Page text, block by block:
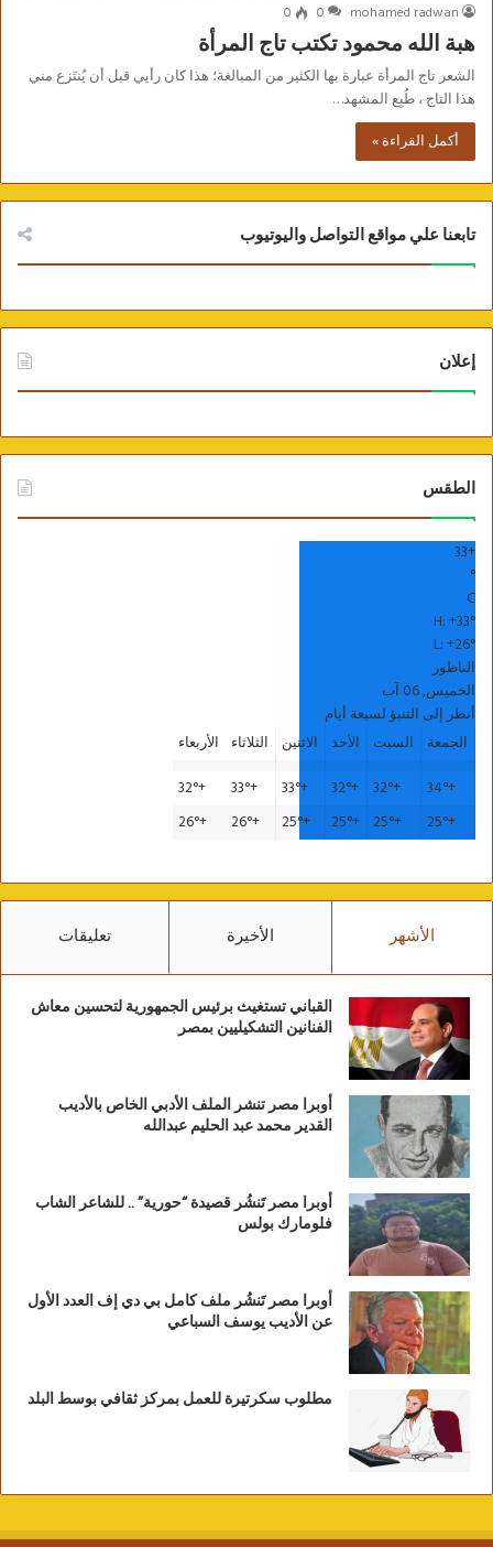
mohamed radwan
0
0
هبة الله محمود تكتب تاج المرأة
الشعر تاج المرأة عبارة بها الكثير من المبالغة؛ هذا كان رأيي قبل أن يُنتَزع مني
هذا التاج ، طُبِع المشهد…
أكمل القراءة »
تابعنا علي مواقع التواصل واليوتيوب
إعلان
الطقس
+
33
°
C
H:+33°
L:+26°
الناظور
الخميس, 06 آب
أنظر إلى التنبؤ لسبعة أيام
الجمعة
السبت الأحد الاثنين الثلاثاء
الأربعاء
+
34°
+
32°
+
32°
+
33°
+
33°
+
32°
+
25°
+
25°
+
25°
+
25°
+
26°
+
26°
الأشهر الأخيرة تعليقات
القباني تستغيث برئيس الجمهورية لتحسين معاش
الفنانين التشكيليين بمصر
أوبرا مصر تنشر الملف الأدبي الخاص بالأديب
القدير محمد عبد الحليم عبدالله
أوبرا مصر تَنشُر قصيدة “حورية” .. للشاعر الشاب
فلومارك بولس
أوبرا مصر تَنشُر ملف كامل بي دي إف العدد الأول
عن الأديب يوسف السباعي
مطلوب سكرتيرة للعمل بمركز ثقافي بوسط البلد